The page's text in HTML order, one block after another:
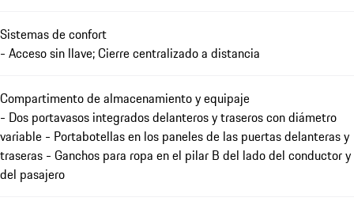
Sistemas de confort
- Acceso sin llave; Cierre centralizado a distancia
Compartimento de almacenamiento y equipaje
- Dos portavasos integrados delanteros y traseros con diámetro
variable - Portabotellas en los paneles de las puertas delanteras y
traseras - Ganchos para ropa en el pilar B del lado del conductor y
del pasajero